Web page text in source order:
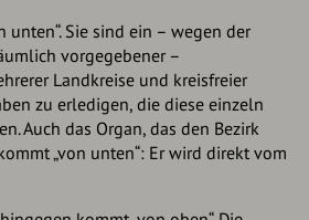
unten“. Sie sind ein – wegen der
vorgegebener –
Landkreise und kreisfreier
zu erledigen, die diese einzeln
Auch das Organ, das den Bezirk
„von unten“: Er wird direkt vom